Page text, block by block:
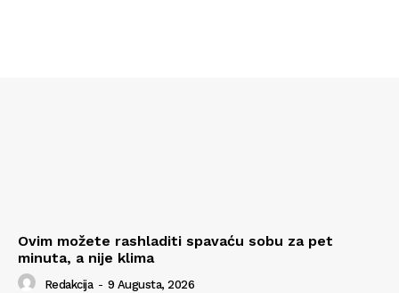
Ovim možete rashladiti spavaću sobu za pet
minuta, a nije klima
Redakcija - 9 Augusta, 2026